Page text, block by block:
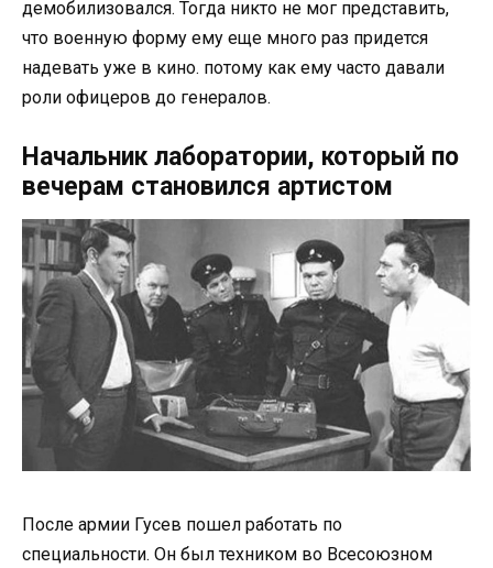
демобилизовался. Тогда никто не мог представить,
что военную форму ему еще много раз придется
надевать уже в кино. потому как ему часто давали
роли офицеров до генералов.
Начальник лаборатории, который по
вечерам становился артистом
После армии Гусев пошел работать по
специальности. Он был техником во Всесоюзном